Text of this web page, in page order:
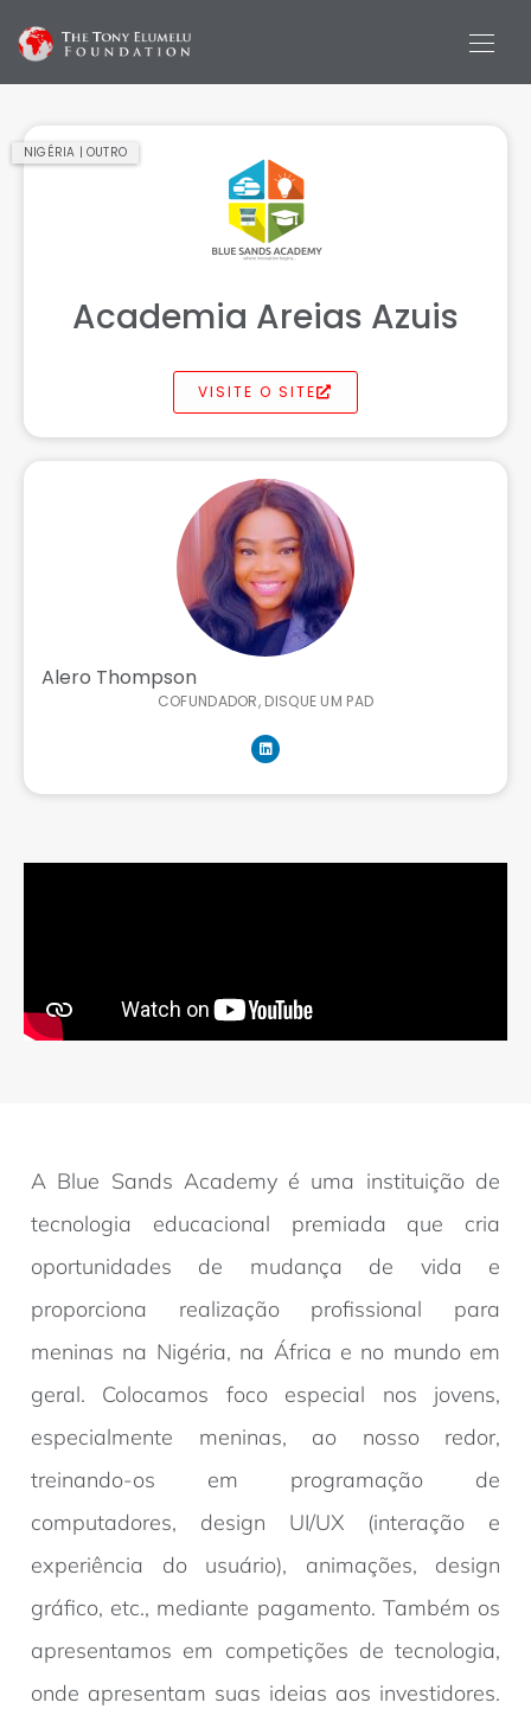
NIGÉRIA | OUTRO
Academia Areias Azuis
VISITE O SITE
Alero Thompson
COFUNDADOR, DISQUE UM PAD
A Blue Sands Academy é uma instituição de
tecnologia educacional premiada que cria
oportunidades de mudança de vida e
proporciona realização profissional para
meninas na Nigéria, na África e no mundo em
geral. Colocamos foco especial nos jovens,
especialmente meninas, ao nosso redor,
treinando-os em programação de
computadores, design UI/UX (interação e
experiência do usuário), animações, design
gráfico, etc., mediante pagamento. Também os
apresentamos em competições de tecnologia,
onde apresentam suas ideias aos investidores.